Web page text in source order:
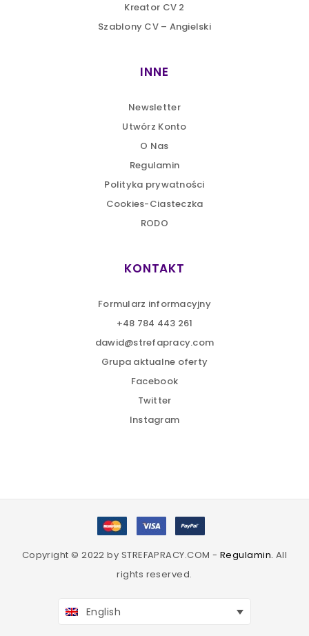
Kreator CV 2
Szablony CV – Angielski
INNE
Newsletter
Utwórz Konto
O Nas
Regulamin
Polityka prywatności
Cookies-Ciasteczka
RODO
KONTAKT
Formularz informacyjny
+48 784 443 261
dawid@strefapracy.com
Grupa aktualne oferty
Facebook
Twitter
Instagram
Copyright © 2022 by STREFAPRACY.COM - Regulamin. All
rights reserved.
English